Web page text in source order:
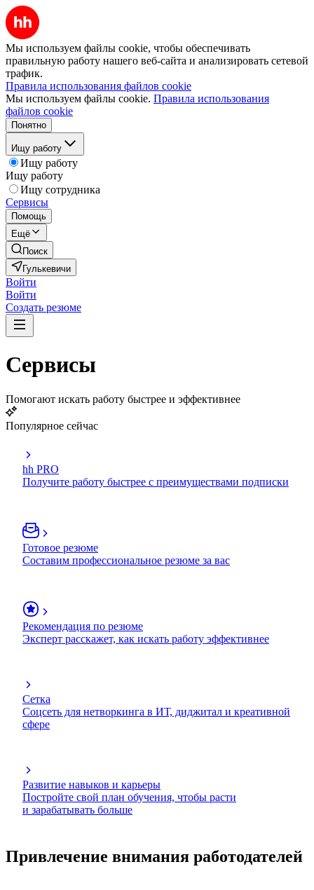
Мы используем файлы cookie, чтобы обеспечивать
правильную работу нашего веб-сайта и анализировать сетевой
трафик.
Правила использования файлов cookie
Мы используем файлы cookie. Правила использования
файлов cookie
Понятно
Ищу работу
Ищу работу
Ищу работу
Ищу сотрудника
Сервисы
Помощь
Ещё
Поиск
Гулькевичи
Войти
Войти
Создать резюме
Сервисы
Помогают искать работу быстрее и эффективнее
Популярное сейчас
hh PRO
Получите работу быстрее с преимуществами подписки
Готовое резюме
Составим профессиональное резюме за вас
Рекомендация по резюме
Эксперт расскажет, как искать работу эффективнее
Сетка
Соцсеть для нетворкинга в ИТ, диджитал и креативной
сфере
Развитие навыков и карьеры
Постройте свой план обучения, чтобы расти
и зарабатывать больше
Привлечение внимания работодателей